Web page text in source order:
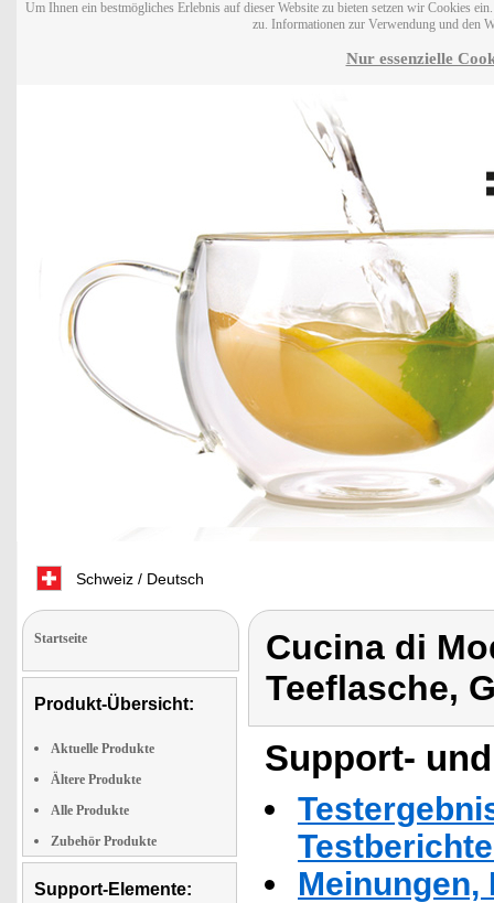
Um Ihnen ein bestmögliches Erlebnis auf dieser Website zu bieten setzen wir Cookies
zu. Informationen zur Verwendung und den
Nur essenzielle
Schweiz / Deutsch
Startseite
Produkt-Übersicht:
Aktuelle Produkte
Ältere Produkte
Alle Produkte
Zubehör Produkte
Support-Elemente:
Cucina di
Teeflasche,
Support-